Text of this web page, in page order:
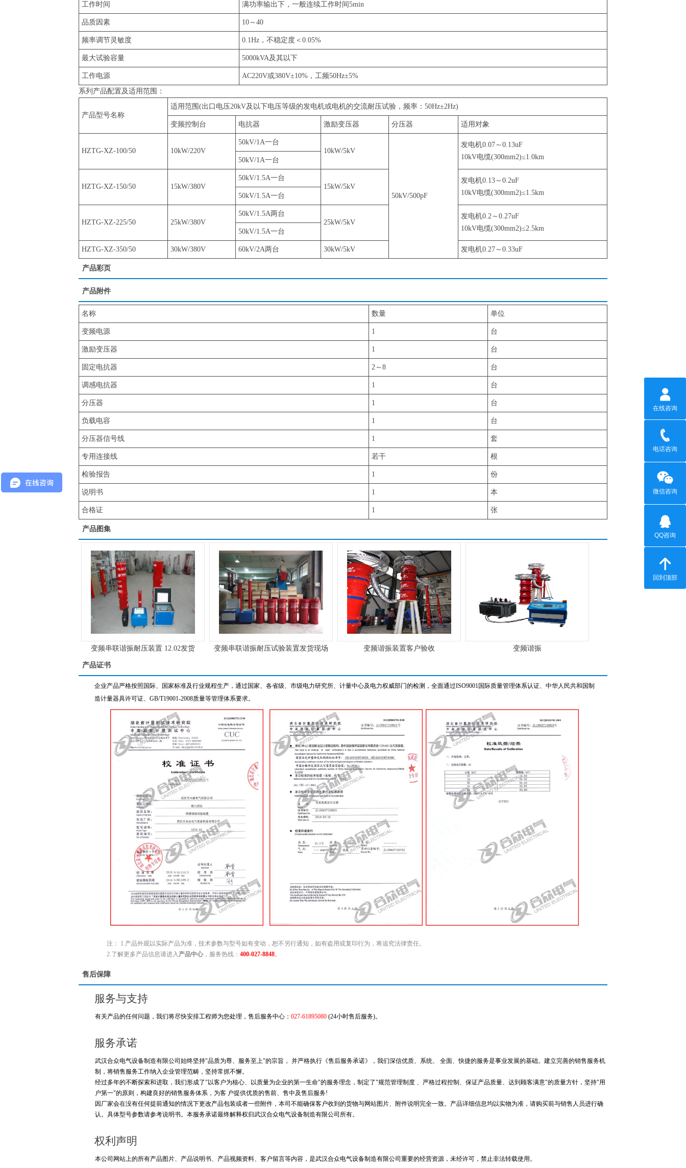
工作时间 满功率输出下，一般连续工作时间5min
品质因素 10～40
频率调节灵敏度 0.1Hz，不稳定度＜0.05%
最大试验容量 5000kVA及其以下
工作电源
AC220V或380V±10%，工频50Hz±5%
系列产品配置及适用范围：
产品型号名称
适用范围(出口电压20kV及以下电压等级的发电机或电机的交流耐压试验，频率：50Hz±2Hz)
变频控制台 电抗器 激励变压器 分压器 适用对象
HZTG-XZ-100/50 10kW/220V
50kV/1A一台
10kW/5kV
50kV/500pF
发电机0.07～0.13uF
10kV电缆(300mm2)≤1.0km
50kV/1A一台
HZTG-XZ-150/50 15kW/380V
50kV/1.5A一台
15kW/5kV
发电机0.13～0.2uF
10kV电缆(300mm2)≤1.5km
50kV/1.5A一台
HZTG-XZ-225/50 25kW/380V
50kV/1.5A两台
25kW/5kV
发电机0.2～0.27uF
10kV电缆(300mm2)≤2.5km
50kV/1.5A一台
HZTG-XZ-350/50 30kW/380V 60kV/2A两台 30kW/5kV 发电机0.27～0.33uF
产品彩页
产品附件
名称 数量 单位
变频电源 1 台
激励变压器 1 台
固定电抗器 2～8 台
调感电抗器 1 台
分压器 1 台
负载电容 1 台
分压器信号线 1 套
专用连接线 若干 根
检验报告 1 份
说明书 1 本
合格证 1 张
产品图集
变频串联谐振耐压装置 12.02发货 变频串联谐振耐压试验装置发货现场 变频谐振装置客户验收 变频谐振
产品证书
企业产品严格按照国际、国家标准及行业规程生产，通过国家、各省级、市级电力研究所、计量中心及电力权威部门的检测，全面通过ISO9001国际质量管理体系认证、中华人民共和国制
造计量器具许可证、GB/T19001-2008质量等管理体系要求。
注： 1.产品外观以实际产品为准，技术参数与型号如有变动，恕不另行通知，如有盗用或复印行为，将追究法律责任。
2.了解更多产品信息请进入 产品中心 ，服务热线： 400-027-8848。
售后保障
服务与支持
有关产品的任何问题，我们将尽快安排工程师为您处理，售后服务中心： 027-61895080 (24小时售后服务)。
服务承诺
武汉合众电气设备制造有限公司始终坚持"品质为尊、服务至上"的宗旨， 并严格执行《售后服务承诺》，我们深信优质、系统、 全面、快捷的服务是事业发展的基础。建立完善的销售服务机
制，将销售服务工作纳入企业管理范畴，坚持常抓不懈。
经过多年的不断探索和进取，我们形成了"以客户为核心、以质量为企业的第一生命"的服务理念，制定了"规范管理制度 、严格过程控制、保证产品质量、达到顾客满意"的质量方针，坚持"用
户第一"的原则，构建良好的销售服务体系，为客 户提供优质的售前、售中及售后服务!
因厂家会在没有任何提前通知的情况下更改产品包装或者一些附件，本司不能确保客户收到的货物与网站图片、附件说明完全一致。产品详细信息均以实物为准，请购买前与销售人员进行确
认。具体型号参数请参考说明书。本服务承诺最终解释权归武汉合众电气设备制造有限公司所有。
权利声明
本公司网站上的所有产品图片、产品说明书、产品视频资料、客户留言等内容，是武汉合众电气设备制造有限公司重要的经营资源，未经许可，禁止非法转载使用。
在线咨询
电话咨询
微信咨询
QQ咨询
回到顶部